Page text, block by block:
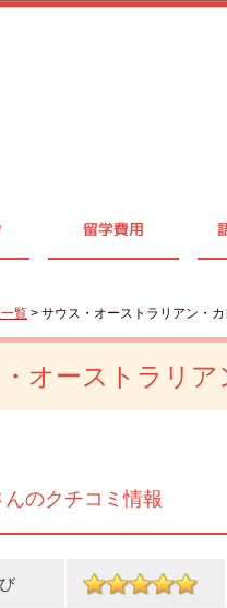
留学費用
覧 > サウス・オーストラリアン・
オーストラリ
んのクチコミ情報